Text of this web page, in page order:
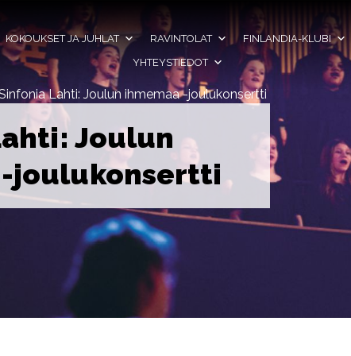
KOKOUKSET JA JUHLAT RAVINTOLAT FINLANDIA-KLUBI
YHTEYSTIEDOT
Lahti: Joulun ihmemaa -joulukonsertti
Joulun
joulukonsertti